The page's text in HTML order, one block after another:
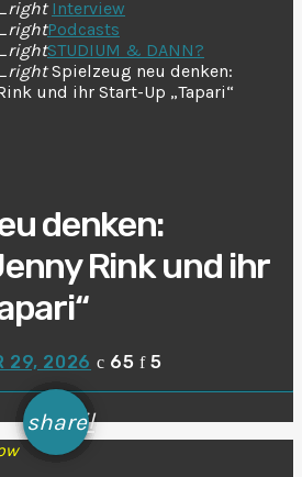
Interview
Podcasts
STUDIUM & DANN?
Spielzeug neu denken:
und ihr Start-Up „Tapari“
denken:
Rink und ihr
29, 2026 65 5
share
email